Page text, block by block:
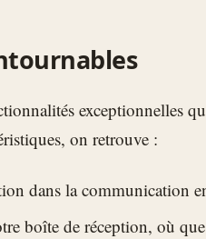
exceptionnelles
on retrouve :
dans la communication
boîte de réception, où